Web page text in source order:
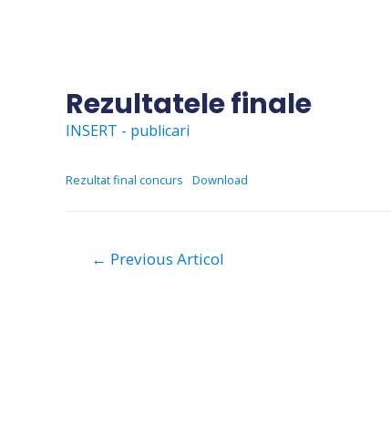
Rezultatele finale
INSERT - publicari
Rezultat final concurs Download
Navigare
← Previous Articol